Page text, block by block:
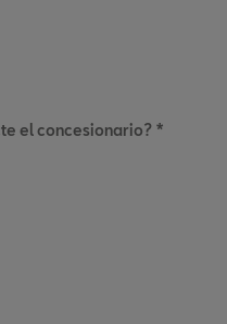
el concesionario? *